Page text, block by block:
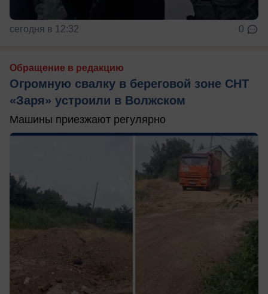
сегодня в 12:32 0
Обращение в редакцию
Огромную свалку в береговой зоне СНТ
«Заря» устроили в Волжском
Машины приезжают регулярно